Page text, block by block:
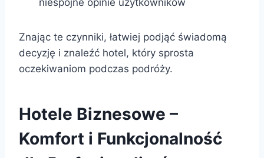
Znając te czynniki, łatwiej podjąć świadomą
decyzję i znaleźć hotel, który sprosta
oczekiwaniom podczas podróży.
Hotele Biznesowe –
Komfort i Funkcjonalność